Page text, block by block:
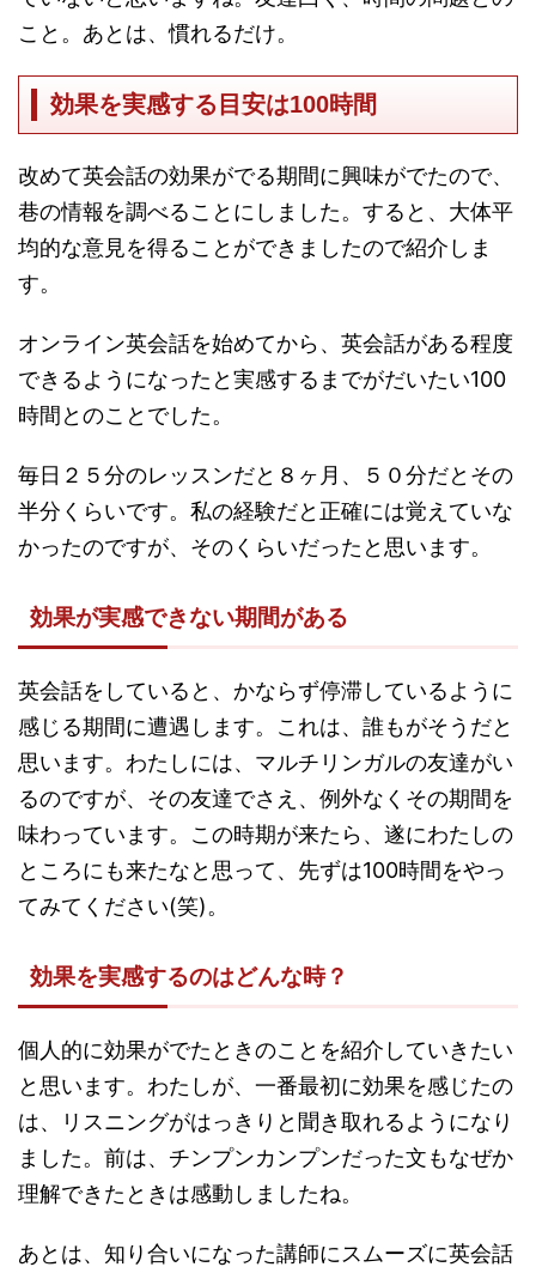
こと。あとは、慣れるだけ。
効果を実感する目安は100時間
改めて英会話の効果がでる期間に興味がでたので、
巷の情報を調べることにしました。すると、大体平
均的な意見を得ることができましたので紹介しま
す。
オンライン英会話を始めてから、英会話がある程度
できるようになったと実感するまでがだいたい100
時間とのことでした。
毎日２５分のレッスンだと８ヶ月、５０分だとその
半分くらいです。私の経験だと正確には覚えていな
かったのですが、そのくらいだったと思います。
効果が実感できない期間がある
英会話をしていると、かならず停滞しているように
感じる期間に遭遇します。これは、誰もがそうだと
思います。わたしには、マルチリンガルの友達がい
るのですが、その友達でさえ、例外なくその期間を
味わっています。この時期が来たら、遂にわたしの
ところにも来たなと思って、先ずは100時間をやっ
てみてください(笑)。
効果を実感するのはどんな時？
個人的に効果がでたときのことを紹介していきたい
と思います。わたしが、一番最初に効果を感じたの
は、リスニングがはっきりと聞き取れるようになり
ました。前は、チンプンカンプンだった文もなぜか
理解できたときは感動しましたね。
あとは、知り合いになった講師にスムーズに英会話